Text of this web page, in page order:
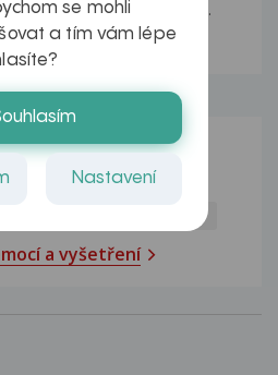
Vás ako sa dá vyliečiť vírus...
Analgetika
Antidepresiva
Antivirotika
a vyšetření
se mohli
a tím vám lépe
Nastavení